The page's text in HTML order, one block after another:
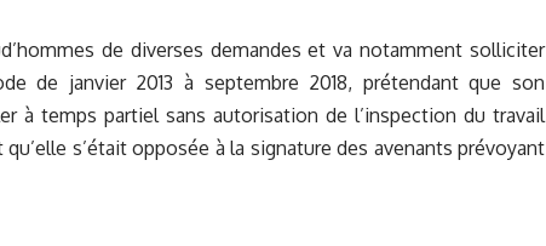
de diverses demandes et va notamment solliciter
de janvier 2013 à septembre 2018, prétendant que son
à temps partiel sans autorisation de l’inspection du travail
s’était opposée à la signature des avenants prévoyant